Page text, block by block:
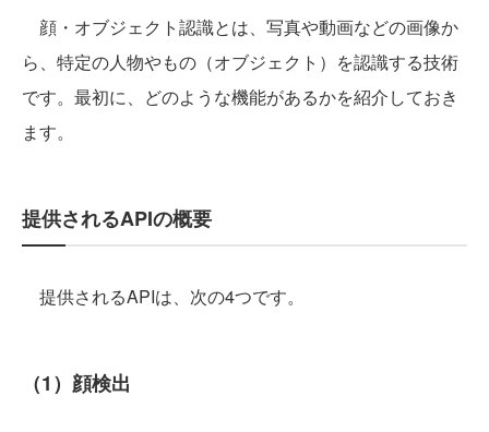
顔・オブジェクト認識とは、写真や動画などの画像か
ら、特定の人物やもの（オブジェクト）を認識する技術
です。最初に、どのような機能があるかを紹介しておき
ます。
提供されるAPIの概要
提供されるAPIは、次の4つです。
（1）顔検出